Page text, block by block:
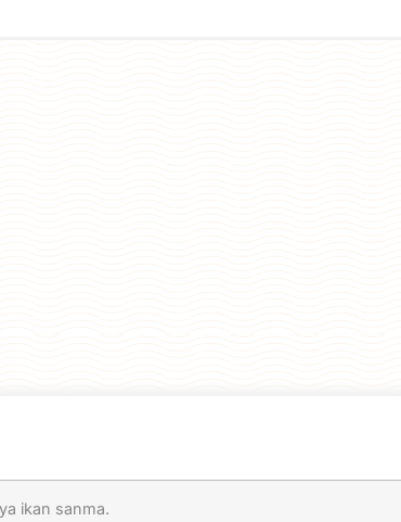
ikan sanma.